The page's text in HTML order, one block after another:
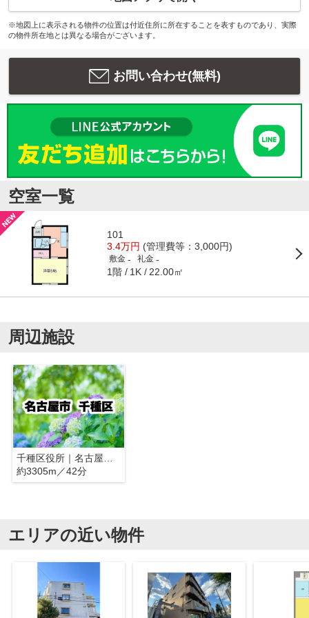
※地図上に表示される物件の位置は付近住所に所在することを表すものであり、実際
の物件所在地とは異なる場合がございます。
お問い合わせ(無料)
空室一覧
101
3.4万円 (管理費等：3,000円)
敷金 - 礼金 -
1階 1K 22.00㎡
周辺施設
千種区役所｜名古屋市千種区
約3305m／42分
エリアの近い物件